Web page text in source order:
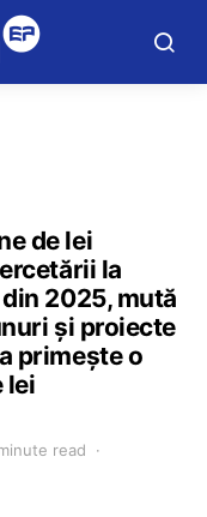
de lei
la
2025, mută
și proiecte
primește o
lei
read